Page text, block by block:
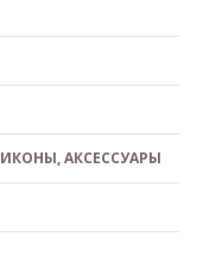
АКСЕССУАРЫ